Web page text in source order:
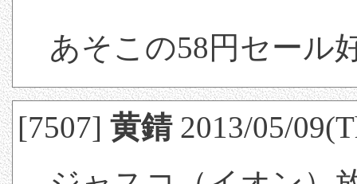
あそこの58円セー
[7507]黄錆2013/05/